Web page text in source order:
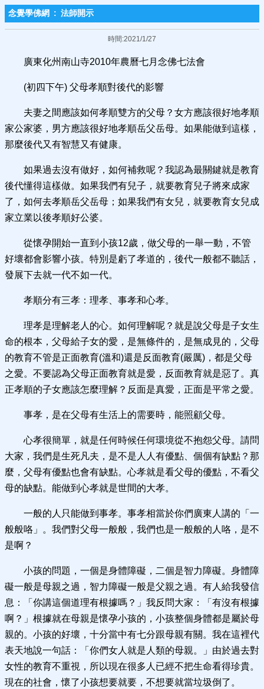
念覺學佛網 : 法師開示
時間:2021/1/27
廣東化州南山寺2010年農曆七月念佛七法會
(初四下午) 父母孝順對後代的影響
夫妻之間應該如何孝順雙方的父母？女方應該很好地孝順
家公家婆，男方應該很好地孝順岳父岳母。如果能做到這樣，
那麼後代又有智慧又有健康。
如果過去沒有做好，如何補救呢？我認為最關鍵就是教育
後代懂得這樣做。如果我們有兒子，就要教育兒子將來成家
了，如何去孝順岳父岳母；如果我們有女兒，就要教育女兒成
家立業以後孝順好公婆。
從懷孕開始一直到小孩12歲，做父母的一舉一動，不管
好壞都會影響小孩。特別是虧了孝道的，後代一般都不聽話，
發展下去就一代不如一代。
孝順分有三孝：理孝、事孝和心孝。
理孝是理解老人的心。如何理解呢？就是說父母是子女生
命的根本，父母給子女的愛，是無條件的，是無成見的，父母
的教育不管是正面教育(溫和)還是反面教育(嚴厲)，都是父母
之愛。不要認為父母正面教育就是愛，反面教育就是惡了。真
正孝順的子女應該怎麼理解？反面是真愛，正面是平常之愛。
事孝，是在父母有生活上的需要時，能照顧父母。
心孝很簡單，就是任何時候任何環境從不抱怨父母。請問
大家，我們是生死凡夫，是不是人人有優點、個個有缺點？那
麼，父母有優點也會有缺點。心孝就是看父母的優點，不看父
母的缺點。能做到心孝就是世間的大孝。
一般的人只能做到事孝。事孝相當於你們廣東人講的「一
般般咯」。我們對父母一般般，我們也是一般般的人咯，是不
是啊？
小孩的問題，一個是身體障礙，二個是智力障礙。身體障
礙一般是母親之過，智力障礙一般是父親之過。有人給我發信
息：「你講這個道理有根據嗎？」我反問大家：「有沒有根據
啊？」根據就在母親是懷孕小孩的，小孩整個身體都是屬於母
親的。小孩的好壞，十分當中有七分跟母親有關。我在這裡代
表天地說一句話：「你們女人就是人類的母親。」由於過去對
女性的教育不重視，所以現在很多人已經不把生命看得珍貴。
現在的社會，懷了小孩想要就要，不想要就當垃圾倒了。